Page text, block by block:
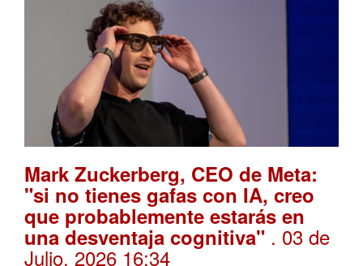
Mark Zuckerberg, CEO de Meta:
"si no tienes gafas con IA, creo
que probablemente estarás en
una desventaja cognitiva" . 03 de
Julio, 2026 16:34